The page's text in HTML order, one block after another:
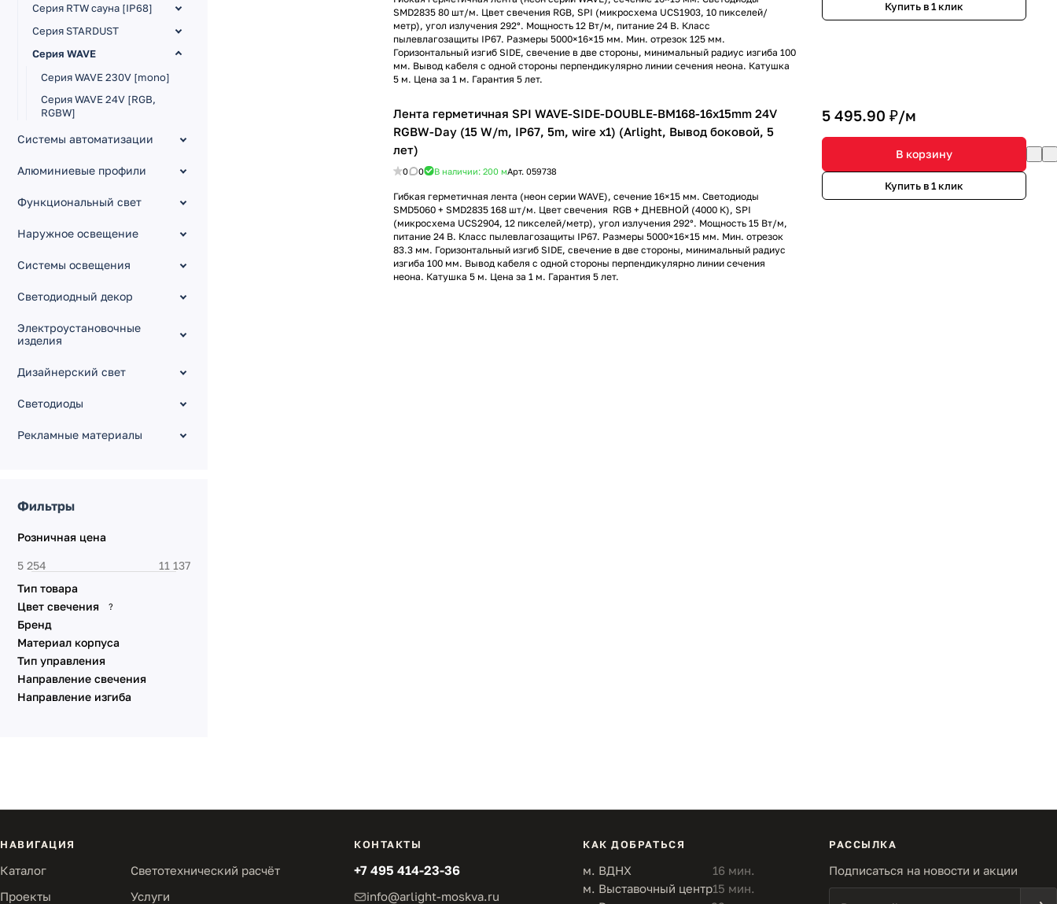
SMD2835 80 шт/м. Цвет свечения RGB, SPI (микросхема UCS1903, 10 пикселей/
метр), угол излучения 292°. Мощность 12 Вт/м, питание 24 В. Класс
пылевлагозащиты IP67. Размеры 5000×16×15 мм. Мин. отрезок 125 мм.
Горизонтальный изгиб SIDE, свечение в две стороны, минимальный радиус изгиба 100
мм. Вывод кабеля с одной стороны перпендикулярно линии сечения неона. Катушка
5 м. Цена за 1 м. Гарантия 5 лет.
Купить в 1 клик
Лента герметичная SPI WAVE-SIDE-DOUBLE-BM168-16x15mm 24V
RGBW-Day (15 W/m, IP67, 5m, wire x1) (Arlight, Вывод боковой, 5
лет)
0 0 В наличии: 200 мАрт. 059738
Гибкая герметичная лента (неон серии WAVE), сечение 16×15 мм. Светодиоды
SMD5060 + SMD2835 168 шт/м. Цвет свечения RGB + ДНЕВНОЙ (4000 К), SPI
(микросхема UCS2904, 12 пикселей/метр), угол излучения 292°. Мощность 15 Вт/м,
питание 24 В. Класс пылевлагозащиты IP67. Размеры 5000×16×15 мм. Мин. отрезок
83.3 мм. Горизонтальный изгиб SIDE, свечение в две стороны, минимальный радиус
изгиба 100 мм. Вывод кабеля с одной стороны перпендикулярно линии сечения
неона. Катушка 5 м. Цена за 1 м. Гарантия 5 лет.
5 495.90 ₽/м
В корзину
Купить в 1 клик
Серия RTW сауна [IP68]
Серия STARDUST
Серия WAVE
Серия WAVE 230V [mono]
Серия WAVE 24V [RGB,
RGBW]
Серия WAVE 24V [SPI,
Серия WAVE 24V PU [IP68,
Серия WAVE OVAL 24V
Серия WAVE SIDE 24V
Серия WAVE аксесссуары
Серия WAVE DOUBLE 24V
Системы автоматизации
Алюминиевые профили
Функциональный свет
Наружное освещение
Системы освещения
Светодиодный декор
Электроустановочные
изделия
Дизайнерский свет
Светодиоды
Рекламные материалы
Фильтры
Розничная цена
Тип товара
Цвет свечения
?
Бренд
Материал корпуса
Тип управления
Направление свечения
Направление изгиба
НАВИГАЦИЯ
Каталог
Светотехнический расчёт
Проекты
Услуги
КОНТАКТЫ
+7 495 414-23-36
info@arlight-moskva.ru
КАК ДОБРАТЬСЯ
м. ВДНХ
16 мин.
м. Выставочный центр15 мин.
РАССЫЛКА
Подписаться на новости и акции